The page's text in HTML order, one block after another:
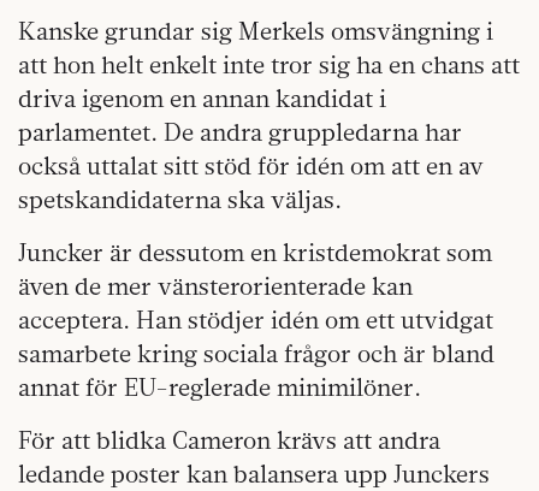
Kanske grundar sig Merkels omsvängning i
att hon helt enkelt inte tror sig ha en chans att
driva igenom en annan kandidat i
parlamentet. De andra gruppledarna har
också uttalat sitt stöd för idén om att en av
spetskandidaterna ska väljas.
Juncker är dessutom en kristdemokrat som
även de mer vänsterorienterade kan
acceptera. Han stödjer idén om ett utvidgat
samarbete kring sociala frågor och är bland
annat för EU-reglerade minimi­löner.
För att blidka Cameron krävs att and­ra
ledande poster kan balansera upp Junckers